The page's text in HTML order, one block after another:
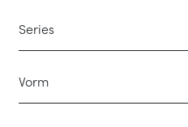
Series
Vorm